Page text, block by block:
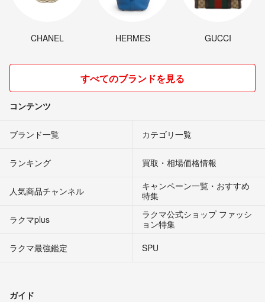
CHANEL HERMES GUCCI
すべてのブランドを見る
コンテンツ
ブランド一覧 カテゴリ一覧
ランキング 買取・相場価格情報
人気商品チャンネル
キャンペーン一覧・おすすめ
特集
ラクマplus
ラクマ公式ショップ ファッシ
ョン特集
ラクマ最強鑑定
SPU
ガイド